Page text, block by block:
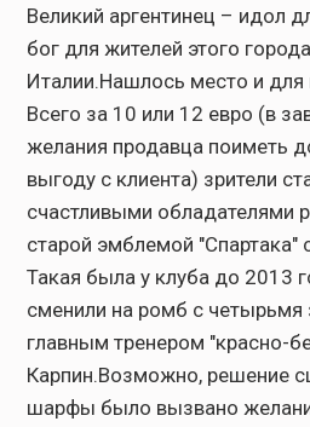
Великий аргентинец – идол
бог для жителей этого
Италии.Нашлось место и
Всего за 10 или 12 евро (в
желания продавца поиметь
выгоду с клиента) зрители
счастливыми обладателями
старой эмблемой "Спартака"
Такая была у клуба до 2013
сменили на ромб с четырьмя
главным тренером "красно-
Карпин.Возможно, решение
шарфы было вызвано